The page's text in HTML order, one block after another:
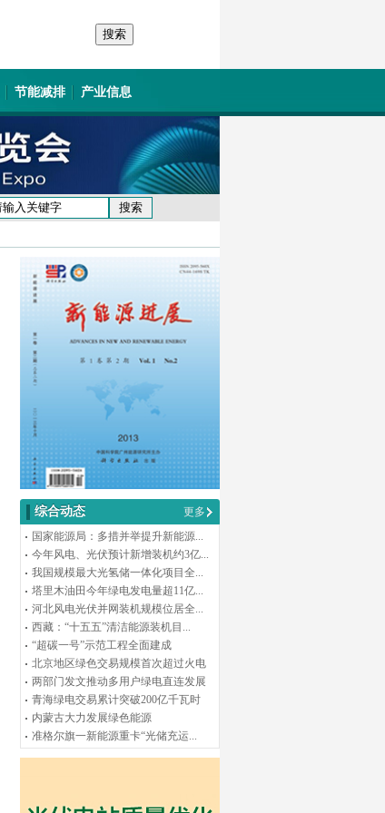
节能减排 产业信息
综合动态
更多
国家能源局：多措并举提升新能源...
今年风电、光伏预计新增装机约3亿...
我国规模最大光氢储一体化项目全...
塔里木油田今年绿电发电量超11亿...
河北风电光伏并网装机规模位居全...
西藏：“十五五”清洁能源装机目...
“超碳一号”示范工程全面建成
北京地区绿色交易规模首次超过火电
两部门发文推动多用户绿电直连发展
青海绿电交易累计突破200亿千瓦时
内蒙古大力发展绿色能源
准格尔旗一新能源重卡“光储充运...